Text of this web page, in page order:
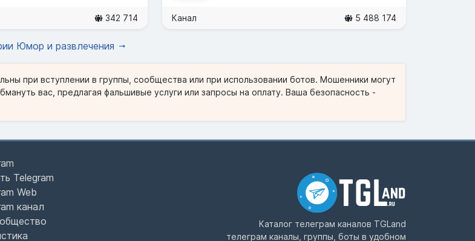
342 714 Канал 5 488 174
Юмор и развлечения
при вступлении в группы, сообщества или при использовании ботов. Мошенники могут
вас, предлагая фальшивые услуги или запросы на оплату. Ваша безопасность -
Telegram
Web
канал
Каталог телеграм каналов TGLand
телеграм каналы, группы, боты в удобном